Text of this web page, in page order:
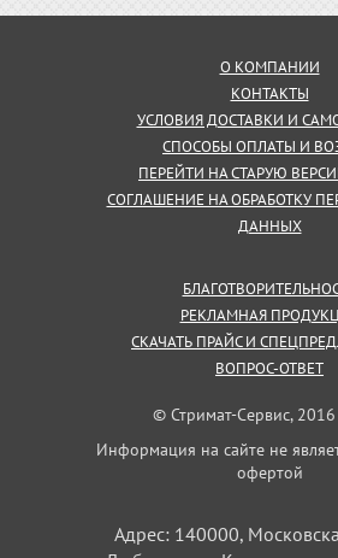
О КОМПАНИИ
КОНТАКТЫ
УСЛОВИЯ ДОСТАВКИ И
СПОСОБЫ ОПЛАТЫ И
ПЕРЕЙТИ НА СТАРУЮ
СОГЛАШЕНИЕ НА ОБРАБОТКУ
ДАННЫХ
РЕКЛАМНАЯ
СКАЧАТЬ ПРАЙС И
ВОПРОС-ОТВЕТ
© Стримат-Сервис,
Информация на сайте не
офертой
Адрес: 140000,